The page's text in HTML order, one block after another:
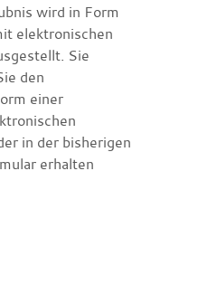
wird in Form
elektronischen
Sie
den
einer
in der bisherigen
erhalten